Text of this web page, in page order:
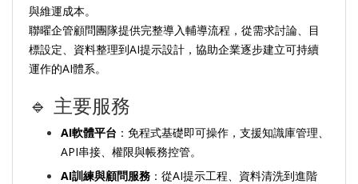
與維運成本。
聯曜企管顧問團隊提供完整導入輔導流程，從需求討論、目
標設定、資料整理到AI提示設計，協助企業逐步建立可持續
運作的AI體系。
🔹 主要服務
AI軟體平台 ：免程式基礎即可操作，支援知識庫管理、
API串接、權限與帳務控管。
AI訓練與顧問服務 ：從AI提示工程、資料清洗到進階